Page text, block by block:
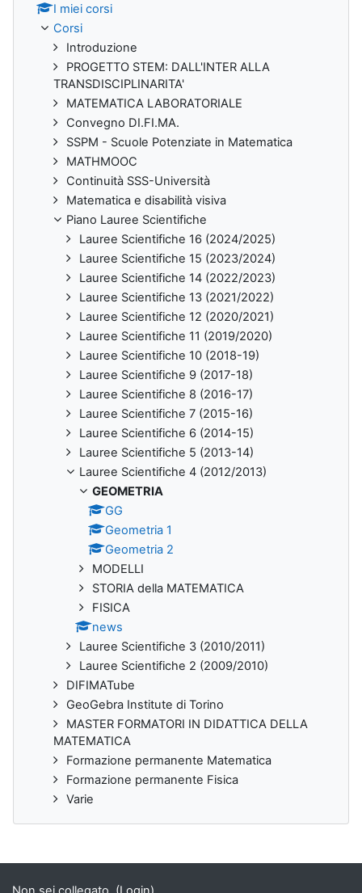
I miei corsi
Corsi
Introduzione
PROGETTO STEM: DALL'INTER ALLA
TRANSDISCIPLINARITA'
MATEMATICA LABORATORIALE
Convegno DI.FI.MA.
SSPM - Scuole Potenziate in Matematica
MATHMOOC
Continuità SSS-Università
Matematica e disabilità visiva
Piano Lauree Scientifiche
Lauree Scientifiche 16 (2024/2025)
Lauree Scientifiche 15 (2023/2024)
Lauree Scientifiche 14 (2022/2023)
Lauree Scientifiche 13 (2021/2022)
Lauree Scientifiche 12 (2020/2021)
Lauree Scientifiche 11 (2019/2020)
Lauree Scientifiche 10 (2018-19)
Lauree Scientifiche 9 (2017-18)
Lauree Scientifiche 8 (2016-17)
Lauree Scientifiche 7 (2015-16)
Lauree Scientifiche 6 (2014-15)
Lauree Scientifiche 5 (2013-14)
Lauree Scientifiche 4 (2012/2013)
GEOMETRIA
GG
Geometria 1
Geometria 2
MODELLI
STORIA della MATEMATICA
FISICA
news
Lauree Scientifiche 3 (2010/2011)
Lauree Scientifiche 2 (2009/2010)
DIFIMATube
GeoGebra Institute di Torino
MASTER FORMATORI IN DIDATTICA DELLA
MATEMATICA
Formazione permanente Matematica
Formazione permanente Fisica
Varie